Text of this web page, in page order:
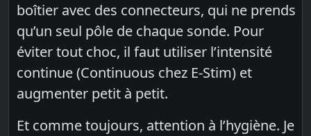
boîtier avec des connecteurs, qui ne prends
qu’un seul pôle de chaque sonde. Pour
éviter tout choc, il faut utiliser l’intensité
continue (Continuous chez E-Stim) et
augmenter petit à petit.
Et comme toujours, attention à l’hygiène. Je